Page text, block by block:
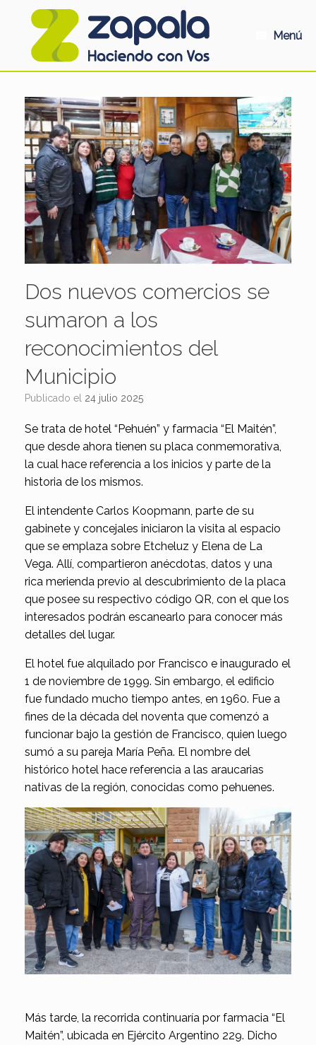
Menú
Dos nuevos comercios se
sumaron a los
reconocimientos del
Municipio
Publicado el 24 julio 2025
Se trata de hotel “Pehuén” y farmacia “El Maitén”,
que desde ahora tienen su placa conmemorativa,
la cual hace referencia a los inicios y parte de la
historia de los mismos.
El intendente Carlos Koopmann, parte de su
gabinete y concejales iniciaron la visita al espacio
que se emplaza sobre Etcheluz y Elena de La
Vega. Allí, compartieron anécdotas, datos y una
rica merienda previo al descubrimiento de la placa
que posee su respectivo código QR, con el que los
interesados podrán escanearlo para conocer más
detalles del lugar.
El hotel fue alquilado por Francisco e inaugurado el
1 de noviembre de 1999. Sin embargo, el edificio
fue fundado mucho tiempo antes, en 1960. Fue a
fines de la década del noventa que comenzó a
funcionar bajo la gestión de Francisco, quien luego
sumó a su pareja María Peña. El nombre del
histórico hotel hace referencia a las araucarias
nativas de la región, conocidas como pehuenes.
Más tarde, la recorrida continuaría por farmacia “El
Maitén”, ubicada en Ejército Argentino 229. Dicho